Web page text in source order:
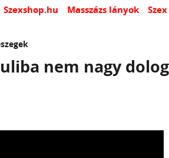
Szexshop.hu Masszázs lányok
nem nagy dolog